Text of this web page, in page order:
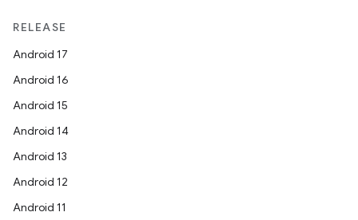
RELEASE
Android 17
Android 16
Android 15
Android 14
Android 13
Android 12
Android 11